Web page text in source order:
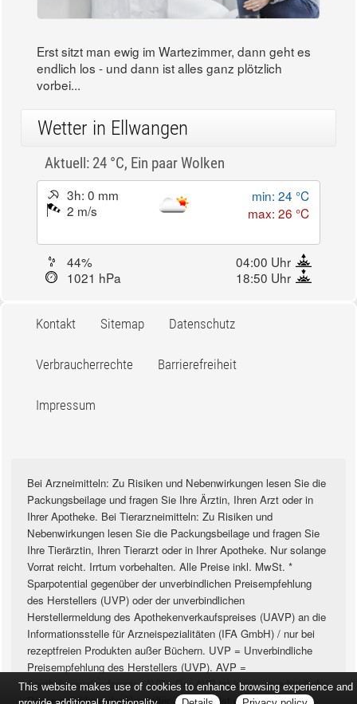
Erst sitzt man ewig im Wartezimmer, dann geht es
endlich los - und dann ist alles ganz plötzlich
vorbei...
Wetter in Ellwangen
Aktuell: 24 °C, Ein paar Wolken
3h: 0 mm
2 m/s
min: 24 °C
max: 26 °C
44%
04:00 Uhr
1021 hPa
18:50 Uhr
Kontakt Sitemap Datenschutz
Verbraucherrechte Barrierefreiheit
Impressum
Bei Arzneimitteln: Zu Risiken und Nebenwirkungen lesen Sie die
Packungsbeilage und fragen Sie Ihre Ärztin, Ihren Arzt oder in
Ihrer Apotheke. Bei Tierarzneimitteln: Zu Risiken und
Nebenwirkungen lesen Sie die Packungsbeilage und fragen Sie
Ihre Tierärztin, Ihren Tierarzt oder in Ihrer Apotheke. Nur solange
Vorrat reicht. Irrtum vorbehalten. Alle Preise inkl. MwSt. *
Sparpotential gegenüber der unverbindlichen Preisempfehlung
des Herstellers (UVP) oder der unverbindlichen
Herstellermeldung des Apothekenverkaufspreises (UAVP) an die
Informationsstelle für Arzneispezialitäten (IFA GmbH) / nur bei
rezeptfreien Produkten außer Büchern. UVP = Unverbindliche
Preisempfehlung des Herstellers (UVP). AVP =
Apothekenverkaufspreis (AVP). Der AVP ist keine unverbindliche
Preisempfehlung der Hersteller. Der AVP ist ein von den
This website makes use of cookies to enhance browsing experience and